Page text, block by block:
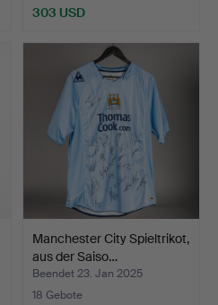
303 USD
Manchester City Spieltrikot,
aus der Saiso…
Beendet 23. Jan 2025
18 Gebote